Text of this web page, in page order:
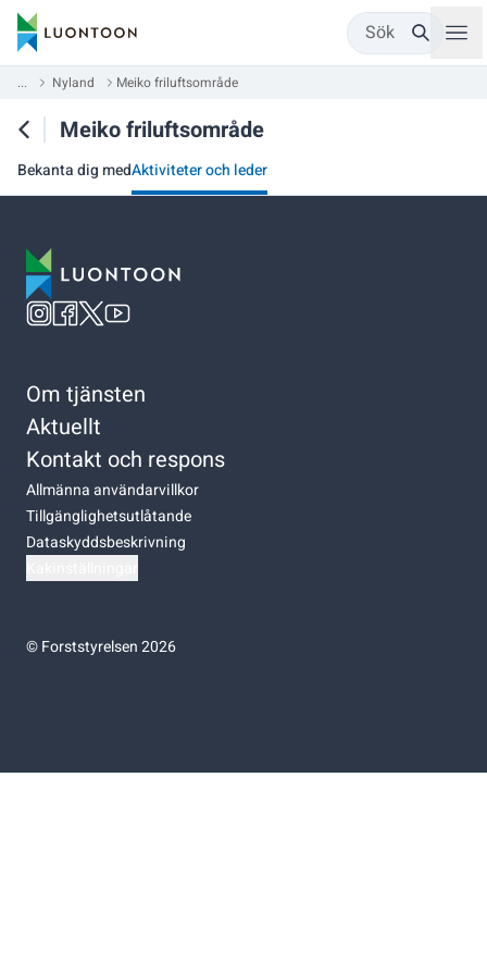
Sök
... Nyland Meiko friluftsområde
Meiko friluftsområde
Bekanta dig medAktiviteter och leder
Om tjänsten
Aktuellt
Kontakt och respons
Allmänna användarvillkor
Tillgänglighetsutlåtande
Dataskyddsbeskrivning
©Forststyrelsen 2026